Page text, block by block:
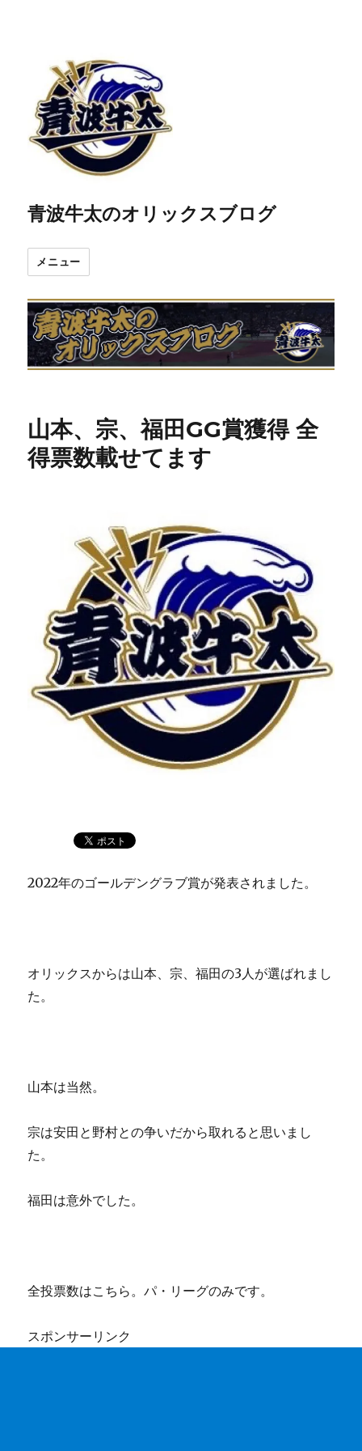
青波牛太のオリックスブログ
メニュー
山本、宗、福田GG賞獲得 全
得票数載せてます
2022年のゴールデングラブ賞が発表されました。
オリックスからは山本、宗、福田の3人が選ばれまし
た。
山本は当然。
宗は安田と野村との争いだから取れると思いまし
た。
福田は意外でした。
全投票数はこちら。パ・リーグのみです。
スポンサーリンク